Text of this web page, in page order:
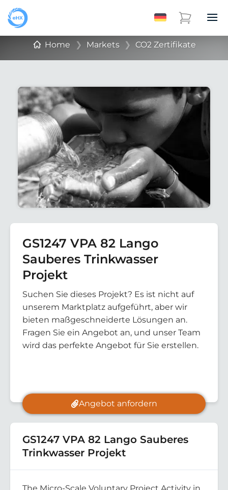
Home ❯ Markets ❯ CO2 Zertifikate
GS1247 VPA 82 Lango
Sauberes Trinkwasser
Projekt
Suchen Sie dieses Projekt? Es ist nicht auf
unserem Marktplatz aufgeführt, aber wir
bieten maßgeschneiderte Lösungen an.
Fragen Sie ein Angebot an, und unser Team
wird das perfekte Angebot für Sie erstellen.
Angebot anfordern
GS1247 VPA 82 Lango Sauberes
Trinkwasser Projekt